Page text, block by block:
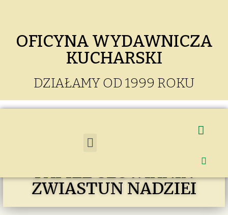
OFICYNA WYDAWNICZA
KUCHARSKI
DZIAŁAMY OD 1999 ROKU
PAPIEŻ SŁOWIANIN
ZWIASTUN NADZIEI